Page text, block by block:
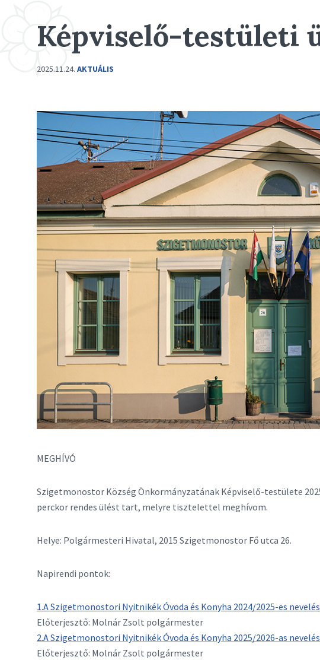
Képviselő-testületi
2025.11.24. AKTUÁLIS
MEGHÍVÓ
Szigetmonostor Község Önkormányzatának Képviselő-testülete
perckor rendes ülést tart, melyre tisztelettel meghívom.
Helye: Polgármesteri Hivatal, 2015 Szigetmonostor Fő utca 26.
Napirendi pontok:
1.A Szigetmonostori Nyitnikék Óvoda és Konyha 2024/2025-es
Előterjesztő: Molnár Zsolt polgármester
2.A Szigetmonostori Nyitnikék Óvoda és Konyha 2025/2026-as
Előterjesztő: Molnár Zsolt polgármester